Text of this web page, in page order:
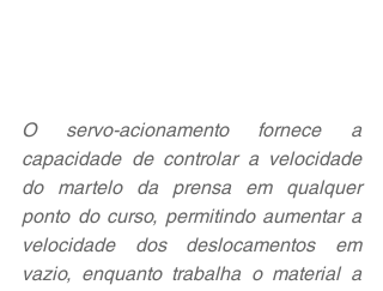
O servo-acionamento fornece a
capacidade de controlar a velocidade
do martelo da prensa em qualquer
ponto do curso, permitindo aumentar a
velocidade dos deslocamentos em
vazio, enquanto trabalha o material a